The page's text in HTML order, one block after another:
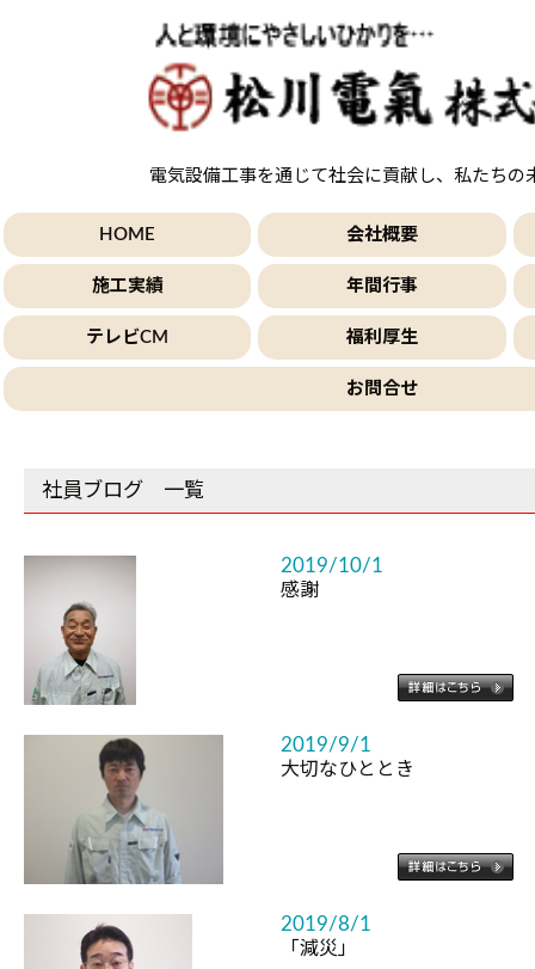
電気設備工事を通じて社会に貢献し、私たちの
HOME 会社概要
施工実績 年間行事
テレビCM 福利厚生
お問合せ
社員ブログ 一覧
2019/10/1
感謝
2019/9/1
大切なひととき
2019/8/1
「減災」